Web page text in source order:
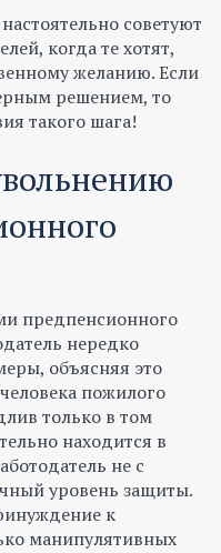
советуют
когда те хотят,
желанию. Если
решением, то
такого шага!
предпенсионного
нередко
объясняя это
пожилого
только в том
находится в
не с
уровень защиты.
к
манипулятивных